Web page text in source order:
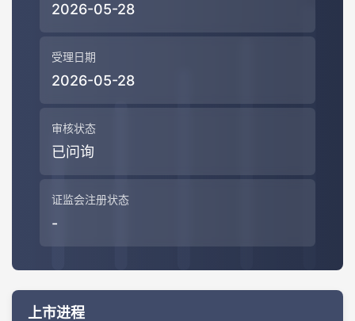
2026-05-28
受理日期
2026-05-28
审核状态
已问询
证监会注册状态
-
上市进程